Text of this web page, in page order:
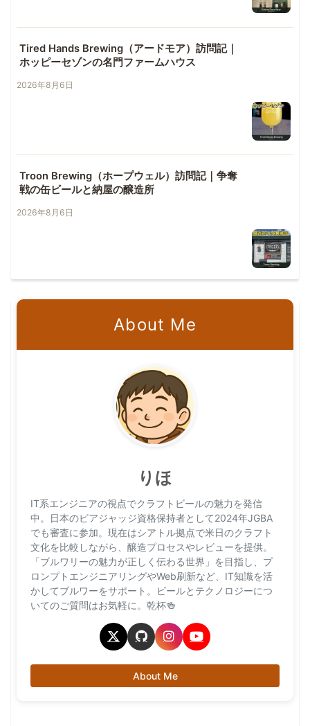
Tired Hands Brewing（アードモア）訪問記｜
ホッピーセゾンの名門ファームハウス
2026年8月6日
Troon Brewing（ホープウェル）訪問記｜争奪
戦の缶ビールと納屋の醸造所
2026年8月6日
About Me
りほ
IT系エンジニアの視点でクラフトビールの魅力を発信
中。日本のビアジャッジ資格保持者として2024年JGBA
でも審査に参加。現在はシアトル拠点で米日のクラフト
文化を比較しながら、醸造プロセスやレビューを提供。
「ブルワリーの魅力が正しく伝わる世界」を目指し、プ
ロンプトエンジニアリングやWeb刷新など、IT知識を活
かしてブルワーをサポート。ビールとテクノロジーにつ
いてのご質問はお気軽に。乾杯🍻
About Me